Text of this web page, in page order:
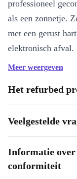
professioneel
als een zonnetje.
met een gerust
elektronisch afval.
Belangrijkste
Direct speelplezier
:
alleen op gamen hoeft
klassiekers zoals ze
Duurzame keuze
Meer weergeven
Het refurbed
Veelgestelde
Informatie
conformiteit